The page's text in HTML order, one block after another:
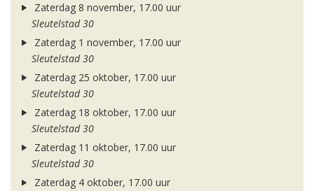
Zaterdag 8 november, 17.00 uur
Sleutelstad 30
Zaterdag 1 november, 17.00 uur
Sleutelstad 30
Zaterdag 25 oktober, 17.00 uur
Sleutelstad 30
Zaterdag 18 oktober, 17.00 uur
Sleutelstad 30
Zaterdag 11 oktober, 17.00 uur
Sleutelstad 30
Zaterdag 4 oktober, 17.00 uur